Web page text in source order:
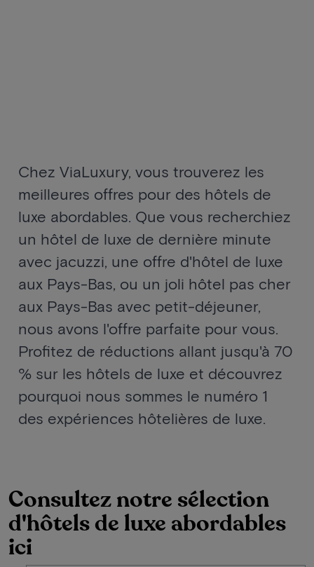
Chez ViaLuxury, vous trouverez les
meilleures offres pour des hôtels de
luxe abordables. Que vous recherchiez
un hôtel de luxe de dernière minute
avec jacuzzi, une offre d'hôtel de luxe
aux Pays-Bas, ou un joli hôtel pas cher
aux Pays-Bas avec petit-déjeuner,
nous avons l'offre parfaite pour vous.
Profitez de réductions allant jusqu'à 70
% sur les hôtels de luxe et découvrez
pourquoi nous sommes le numéro 1
des expériences hôtelières de luxe.
Consultez notre sélection
d'hôtels de luxe abordables
ici